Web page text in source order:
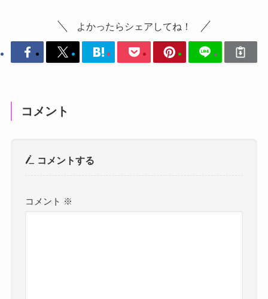
よかったらシェアしてね！
コメント
コメントする
コメント ※